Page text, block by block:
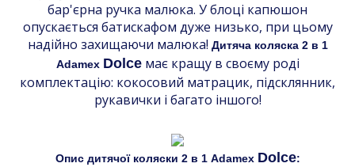
бар'єрна ручка малюка. У блоці капюшон
опускається батискафом дуже низько, при цьому
надійно захищаючи малюка! Дитяча коляска 2 в 1
Adamex Dolceмає кращу в своєму роді
комплектацію: кокосовий матрацик, підсклянник,
рукавички і багато іншого!
Опис дитячої коляски 2 в 1 Adamex Dolce: